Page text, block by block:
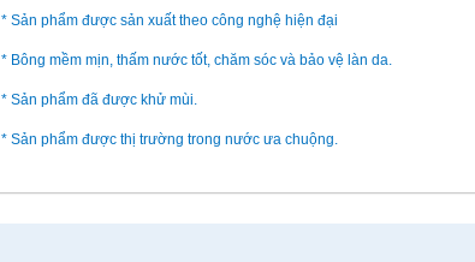
* Sản phẩm được sản xuất theo công nghệ hiện đại
* Bông mềm mịn, thấm nước tốt, chăm sóc và bảo vệ làn da.
* Sản phẩm đã được khử mùi.
* Sản phẩm được thị trường trong nước ưa chuộng.